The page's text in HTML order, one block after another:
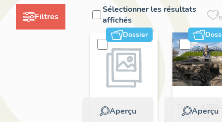
Filtres
Sélectionner les résultats
affichés
Dossier
Aperçu Aperçu
Dossier
| Réalisé par